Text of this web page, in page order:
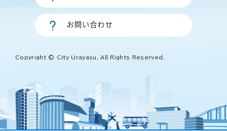
お問い合わせ
Copyright © City Urayasu, All Rights Reserved.